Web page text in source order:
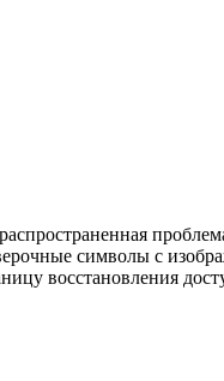
символы с
восстановления